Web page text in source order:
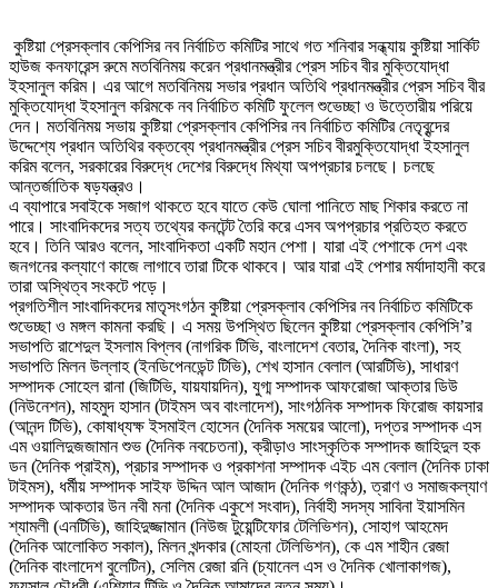
কুষ্টিয়া প্রেসক্লাব কেপিসির নব নির্বাচিত কমিটির সাথে গত শনিবার সন্ধ্যায় কুষ্টিয়া সার্কিট
হাউজ কনফারেন্স রুমে মতবিনিময় করেন প্রধানমন্ত্রীর প্রেস সচিব বীর মুক্তিযোদ্ধা
ইহসানুল করিম। এর আগে মতবিনিময় সভার প্রধান অতিথি প্রধানমন্ত্রীর প্রেস সচিব বীর
মুক্তিযোদ্ধা ইহসানুল করিমকে নব নির্বাচিত কমিটি ফুলেল শুভেচ্ছা ও উত্তোরীয় পরিয়ে
দেন। মতবিনিময় সভায় কুষ্টিয়া প্রেসক্লাব কেপিসির নব নির্বাচিত কমিটির নেতৃবৃন্দের
উদ্দেশ্যে প্রধান অতিথির বক্তব্যে প্রধানমন্ত্রীর প্রেস সচিব বীরমুক্তিযোদ্ধা ইহসানুল
করিম বলেন, সরকারের বিরুদ্ধে দেশের বিরুদ্ধে মিথ্যা অপপ্রচার চলছে। চলছে
আন্তর্জাতিক ষড়যন্ত্রও।
এ ব্যাপারে সবাইকে সজাগ থাকতে হবে যাতে কেউ ঘোলা পানিতে মাছ শিকার করতে না
পারে। সাংবাদিকদের সত্য তথ্যের কনটেন্ট তৈরি করে এসব অপপ্রচার প্রতিহত করতে
হবে। তিনি আরও বলেন, সাংবাদিকতা একটি মহান পেশা। যারা এই পেশাকে দেশ এবং
জনগনের কল্যাণে কাজে লাগাবে তারা টিকে থাকবে। আর যারা এই পেশার মর্যাদাহানী করে
তারা অস্থিত্ব সংকটে পড়ে।
প্রগতিশীল সাংবাদিকদের মাতৃসংগঠন কুষ্টিয়া প্রেসক্লাব কেপিসির নব নির্বাচিত কমিটিকে
শুভেচ্ছা ও মঙ্গল কামনা করছি। এ সময় উপস্থিত ছিলেন কুষ্টিয়া প্রেসক্লাব কেপিসি’র
সভাপতি রাশেদুল ইসলাম বিপ্লব (নাগরিক টিভি, বাংলাদেশ বেতার, দৈনিক বাংলা), সহ
সভাপতি মিলন উল্লাহ (ইনডিপেনডেন্ট টিভি), শেখ হাসান বেলাল (আরটিভি), সাধারণ
সম্পাদক সোহেল রানা (জিটিভি, যায়যায়দিন), যুগ্ম সম্পাদক আফরোজা আক্তার ডিউ
(নিউনেশন), মাহমুদ হাসান (টাইমস অব বাংলাদেশ), সাংগঠনিক সম্পাদক ফিরোজ কায়সার
(আনন্দ টিভি), কোষাধ্যক্ষ ইসমাইল হোসেন (দৈনিক সময়ের আলো), দপ্তর সম্পাদক এস
এম ওয়ালিদুজজামান শুভ (দৈনিক নবচেতনা), ক্রীড়াও সাংস্কৃতিক সম্পাদক জাহিদুল হক
ডন (দৈনিক প্রাইম), প্রচার সম্পাদক ও প্রকাশনা সম্পাদক এইচ এম বেলাল (দৈনিক ঢাকা
টাইমস), ধর্মীয় সম্পাদক সাইফ উদ্দিন আল আজাদ (দৈনিক গণকন্ঠ), ত্রাণ ও সমাজকল্যাণ
সম্পাদক আকতার উন নবী মনা (দৈনিক একুশে সংবাদ), নির্বাহী সদস্য সাবিনা ইয়াসমিন
শ্যামলী (এনটিভি), জাহিদুজ্জামান (নিউজ টুয়েন্টিফোর টেলিভিশন), সোহাগ আহমেদ
(দৈনিক আলোকিত সকাল), মিলন খন্দকার (মোহনা টেলিভিশন), কে এম শাহীন রেজা
(দৈনিক বাংলাদেশ বুলেটিন), সেলিম রেজা রনি (চ্যানেল এস ও দৈনিক খোলাকাগজ),